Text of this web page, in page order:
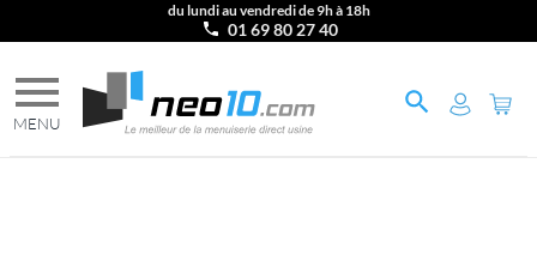
du lundi au vendredi de 9h à 18h
01 69 80 27 40